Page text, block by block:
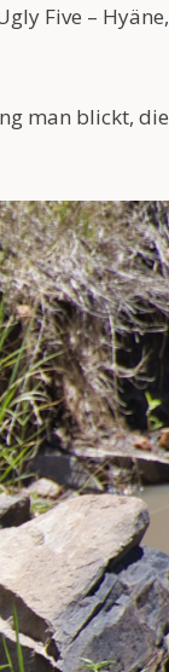
Five – Hyäne,
man blickt, die